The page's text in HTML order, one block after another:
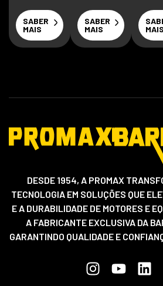
SABER
MAIS
SABER
MAIS
MAIS
DESDE 1954, A PROMAX
TECNOLOGIA EM SOLUÇÕES QUE
E A DURABILIDADE DE MOTORES E
A FABRICANTE EXCLUSIVA DA
GARANTINDO QUALIDADE E